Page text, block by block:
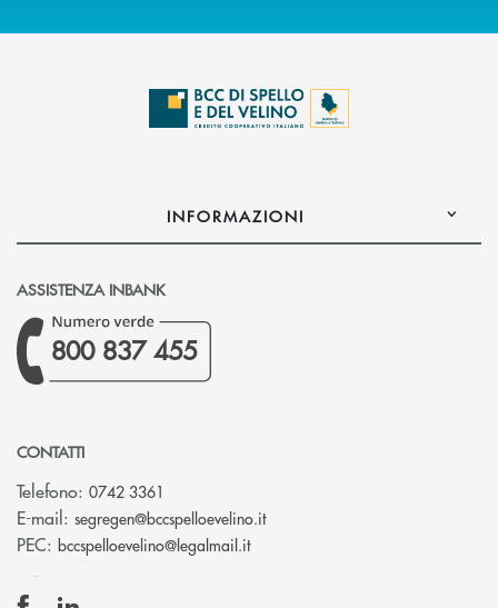
INFORMAZIONI
ASSISTENZA INBANK
800 837 455
CONTATTI
Telefono: 0742 3361
E-mail: segregen@bccspelloevelino.it(si apre l’app di posta
PEC: bccspelloevelino@legalmail.it(si apre l’app di posta